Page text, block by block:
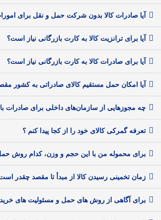
آیا صادرات کالا بدون شرکت حمل و نقل برای
آیا برای ترانزیت کالا به کارت بازرگانی نیاز است؟
آیا برای صادرات کالا به کارت بازرگانی نیاز است؟
آیا امکان حمل مستقیم کالای صادراتی به کشور
چه مجوزهایی از سازمان‌های داخلی برای صادرات
تعرفه گمرکی کالای خود را از کجا پیدا کنم ؟
برای محموله من با این حجم و وزن، کدام روش
زمان تخمینی رسیدن کالا از مبدأ تا مقصد چقدر
برای آگاهی از روش های حمل و مسئولیت های